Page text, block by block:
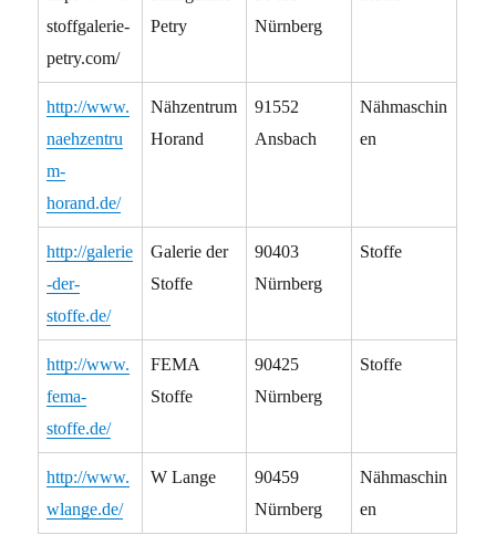
stoffgalerie-
petry.com/
Petry
Nürnberg
http://www.
naehzentru
m-
horand.de/
Nähzentrum
Horand
91552
Ansbach
Nähmaschin
en
http://galerie
-der-
stoffe.de/
Galerie der
Stoffe
90403
Nürnberg
Stoffe
http://www.
fema-
stoffe.de/
FEMA
Stoffe
90425
Nürnberg
Stoffe
http://www.
wlange.de/
W Lange
90459
Nürnberg
Nähmaschin
en